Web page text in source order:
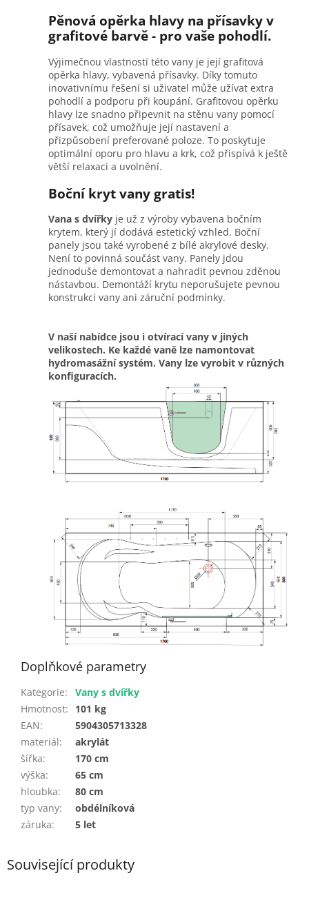
Pěnová opěrka hlavy na přísavky v
grafitové barvě - pro vaše pohodlí.
Výjimečnou vlastností této vany je její grafitová
opěrka hlavy, vybavená přísavky. Díky tomuto
inovativnímu řešení si uživatel může užívat extra
pohodlí a podporu při koupání. Grafitovou opěrku
hlavy lze snadno připevnit na stěnu vany pomocí
přísavek, což umožňuje její nastavení a
přizpůsobení preferované poloze. To poskytuje
optimální oporu pro hlavu a krk, což přispívá k ještě
větší relaxaci a uvolnění.
Boční kryt vany gratis!
Vana s dvířky je už z výroby vybavena bočním
krytem, který jí dodává estetický vzhled. Boční
panely jsou také vyrobené z bílé akrylové desky.
Není to povinná součást vany. Panely jdou
jednoduše demontovat a nahradit pevnou zděnou
nástavbou. Demontáží krytu neporušujete pevnou
konstrukci vany ani záruční podmínky.
V naší nabídce jsou i otvírací vany v jiných
velikostech. Ke každé vaně lze namontovat
hydromasážní systém. Vany lze vyrobit v různých
konfiguracích.
Doplňkové parametry
Kategorie:
Vany s dvířky
Hmotnost:
101 kg
EAN:
5904305713328
materiál:
akrylát
šířka:
170 cm
výška:
65 cm
hloubka:
80 cm
typ vany:
obdélníková
záruka: 5 let
Související produkty